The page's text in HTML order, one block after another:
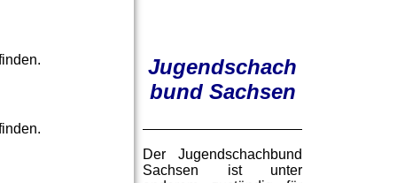
Jugendschach
bund Sachsen
Der Jugendschachbund
Sachsen ist unter